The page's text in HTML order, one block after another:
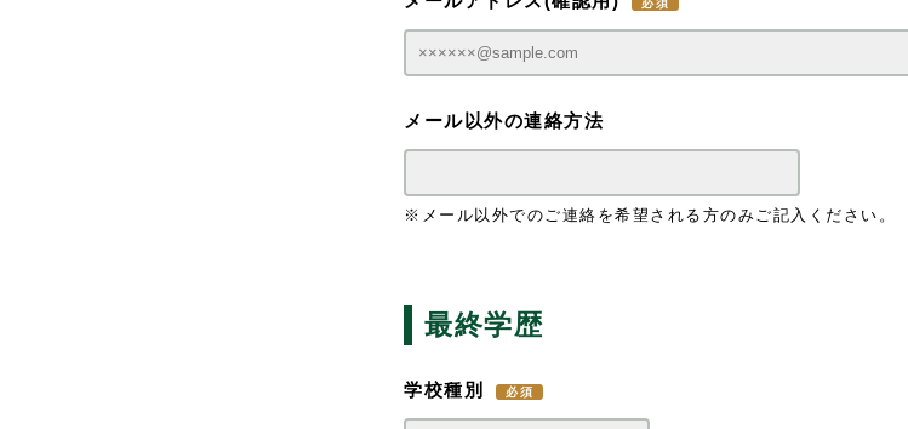
メール以外の連絡方法
※メール以外でのご連絡を希望される方のみご記入ください。
最終学歴
学校種別